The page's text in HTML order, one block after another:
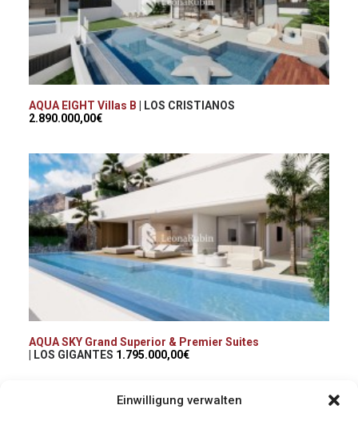
Einwilligung verwalten
AQUA EIGHT Villas B | LOS CRISTIANOS
2.890.000,00€
AQUA SKY Grand Superior & Premier Suites
| LOS GIGANTES 1.795.000,00€